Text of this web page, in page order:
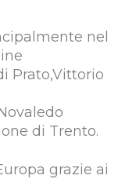
nel
Prato,Vittorio
di Trento.
grazie ai